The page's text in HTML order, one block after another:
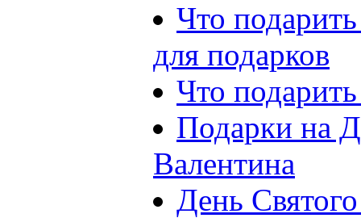
Что
для подарков
Что
Подарки на
Валентина
День